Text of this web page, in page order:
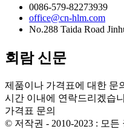
0086-579-82273939
office@cn-hlm.com
No.288 Taida Road
회람 신문
제품이나 가격표에 대한 문
시간 이내에 연락드리겠습
가격표 문의
© 저작권 - 2010-2023 : 모든